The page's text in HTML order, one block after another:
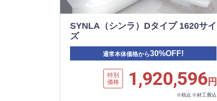
SYNLA（シンラ）Dタイプ 1620サイ
ズ
通常本体価格から30%OFF!
特別
価格
1,920,596円
※税込 ※材工費込